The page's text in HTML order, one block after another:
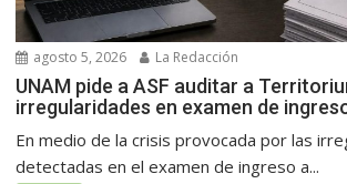
agosto 5, 2026 La Redacción
UNAM pide a ASF auditar a
irregularidades en examen de
En medio de la crisis provocada por las
detectadas en el examen de ingreso a...